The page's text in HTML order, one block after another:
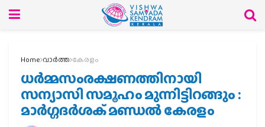
Home വാര്‍ത്ത കേരളം
ധർമ്മസംരക്ഷണത്തിനായി
സന്യാസി സമൂഹം മുന്നിട്ടിറങ്ങും :
മാർഗ്ഗദർശക് മണ്ഡൽ കേരളം